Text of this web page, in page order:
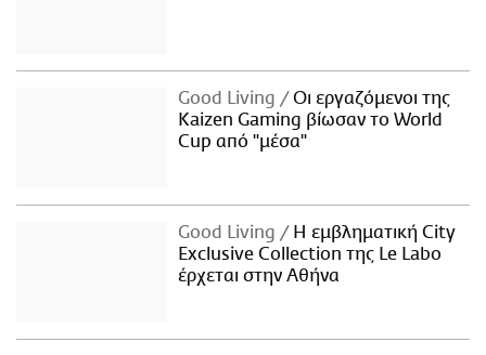
Good Living
Οι εργαζόμενοι της
Kaizen Gaming βίωσαν το World
Cup από "μέσα"
Good Living
Η εμβληματική City
Exclusive Collection της Le Labo
έρχεται στην Αθήνα